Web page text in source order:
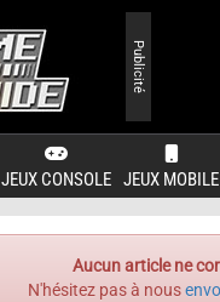
JEUX CONSOLE JEUX MOBILE
Publicité
Aucun article ne
N'hésitez pas à nous